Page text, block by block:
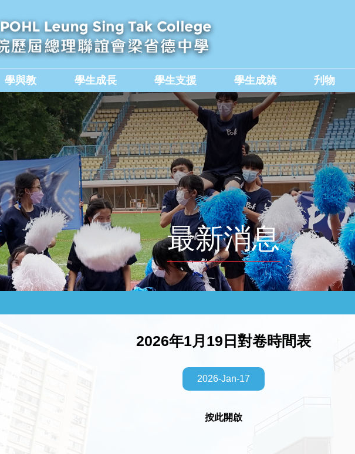
學與教 學生成長 學生支援 學生成就 刋物
最新消息
2026年1月19日對卷時間表
2026-Jan-17
按此開啟